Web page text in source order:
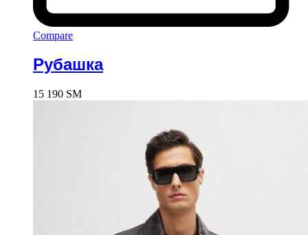
Compare
Рубашка
15 190 ЅМ